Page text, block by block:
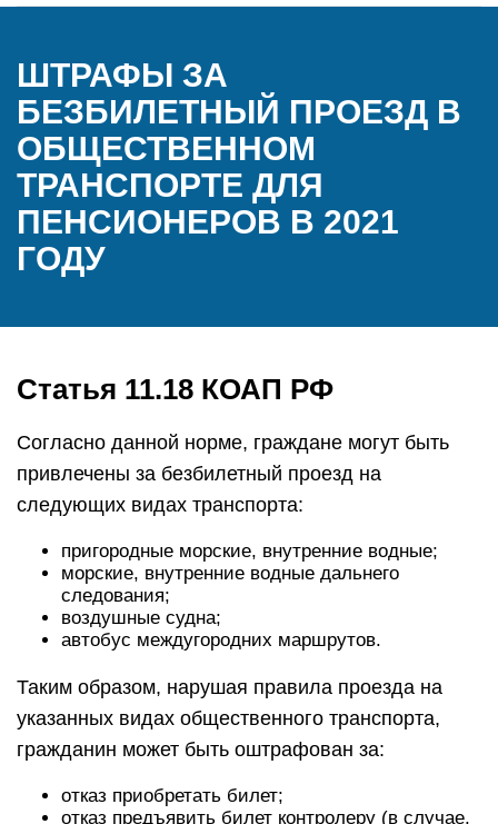
ШТРАФЫ ЗА
БЕЗБИЛЕТНЫЙ ПРОЕЗД В
ОБЩЕСТВЕННОМ
ТРАНСПОРТЕ ДЛЯ
ПЕНСИОНЕРОВ В 2021
ГОДУ
Статья 11.18 КОАП РФ
Согласно данной норме, граждане могут быть
привлечены за безбилетный проезд на
следующих видах транспорта:
пригородные морские, внутренние водные;
морские, внутренние водные дальнего
следования;
воздушные судна;
автобус междугородних маршрутов.
Таким образом, нарушая правила проезда на
указанных видах общественного транспорта,
гражданин может быть оштрафован за:
отказ приобретать билет;
отказ предъявить билет контролеру (в случае,